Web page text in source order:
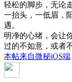
轻松的脚步，无论
一抬头，一低眉，
遇。
明净的心绪，会让
过的不如意，或者
本帖来自微秘iOS端